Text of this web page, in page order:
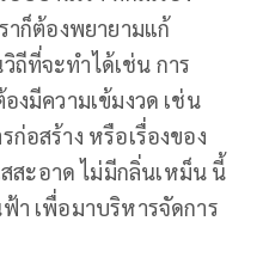
าก็ต้องพยายามแก้
ถีที่จะทำได้เช่น การ
งมีความเข้มงวด เช่น
ก่อสร้าง หรือเรื่องของ
สะอาด ไม่มีกลิ่นเหม็น นี้
า เพื่อมาบริหารจัดการ